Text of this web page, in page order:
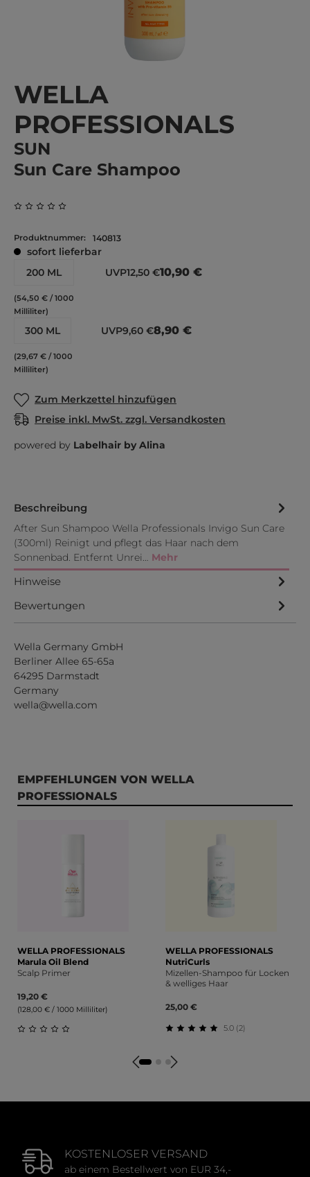
WELLA
PROFESSIONALS
SUN
Sun Care Shampoo
Produktnummer: 140813
sofort lieferbar
200 ML
(54,50 € / 1000
Milliliter)
UVP12,50 €10,90 €
300 ML
(29,67 € / 1000
Milliliter)
UVP9,60 €8,90 €
Zum Merkzettel hinzufügen
Preise inkl. MwSt. zzgl. Versandkosten
powered by Labelhair by Alina
Beschreibung
After Sun Shampoo Wella Professionals Invigo Sun Care
(300ml) Reinigt und pflegt das Haar nach dem
Sonnenbad. Entfernt Unrei… Mehr
Hinweise
Bewertungen
Wella Germany GmbH
Berliner Allee 65-65a
64295 Darmstadt
Germany
wella@wella.com
Produktgalerie überspringen
EMPFEHLUNGEN VON WELLA
PROFESSIONALS
WELLA PROFESSIONALS
Marula Oil Blend
Scalp Primer
19,20 €
(128,00 € / 1000 Milliliter)
WELLA PROFESSIONALS
NutriCurls
Mizellen-Shampoo für Locken
& welliges Haar
25,00 €
5.0 (2)
KOSTENLOSER VERSAND
ab einem Bestellwert von EUR 34,-